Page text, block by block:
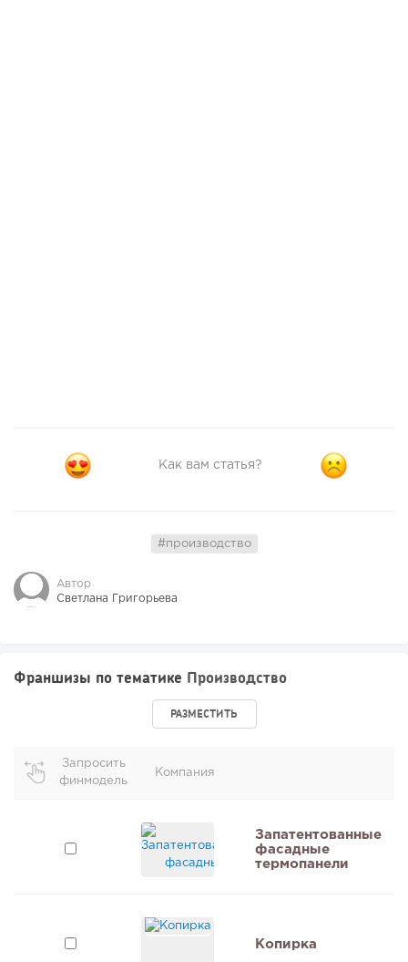
Как вам статья?
#производство
Автор
Светлана Григорьева
Франшизы по тематике Производство
РАЗМЕСТИТЬ
Запросить
финмодель
Компания
Запатентованные
фасадные
термопанели
Копирка